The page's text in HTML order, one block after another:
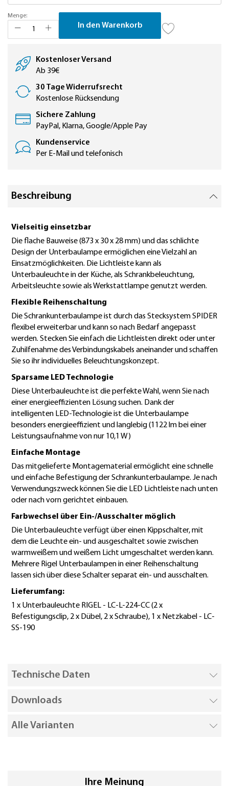
Menge:
In den Warenkorb
Kostenloser Versand
Ab 39€
30 Tage Widerrufsrecht
Kostenlose Rücksendung
Sichere Zahlung
PayPal, Klarna, Google/Apple Pay
Kundenservice
Per E-Mail und telefonisch
Beschreibung
Vielseitig einsetzbar
Die flache Bauweise (873 x 30 x 28 mm) und das schlichte
Design der Unterbaulampe ermöglichen eine Vielzahl an
Einsatzmöglichkeiten. Die Lichtleiste kann als
Unterbauleuchte in der Küche, als Schrankbeleuchtung,
Arbeitsleuchte sowie als Werkstattlampe genutzt werden.
Flexible Reihenschaltung
Die Schrankunterbaulampe ist durch das Stecksystem SPIDER
flexibel erweiterbar und kann so nach Bedarf angepasst
werden. Stecken Sie einfach die Lichtleisten direkt oder unter
Zuhilfenahme des Verbindungskabels aneinander und schaffen
Sie so ihr individuelles Beleuchtungskonzept.
Sparsame LED Technologie
Diese Unterbauleuchte ist die perfekte Wahl, wenn Sie nach
einer energieeffizienten Lösung suchen. Dank der
intelligenten LED-Technologie ist die Unterbaulampe
besonders energieeffizient und langlebig (1122 lm bei einer
Leistungsaufnahme von nur 10,1 W)
Einfache Montage
Das mitgelieferte Montagematerial ermöglicht eine schnelle
und einfache Befestigung der Schrankunterbaulampe. Je nach
Verwendungszweck können Sie die LED Lichtleiste nach unten
oder nach vorn gerichtet einbauen.
Farbwechsel über Ein-/Ausschalter möglich
Die Unterbauleuchte verfügt über einen Kippschalter, mit
dem die Leuchte ein- und ausgeschaltet sowie zwischen
warmweißem und weißem Licht umgeschaltet werden kann.
Mehrere Rigel Unterbaulampen in einer Reihenschaltung
lassen sich über diese Schalter separat ein- und ausschalten.
Lieferumfang:
1 x Unterbauleuchte RIGEL - LC-L-224-CC (2 x
Befestigungsclip, 2 x Dübel, 2 x Schraube), 1 x Netzkabel - LC-
SS-190
Technische Daten
Downloads
Alle Varianten
Ihre Meinung